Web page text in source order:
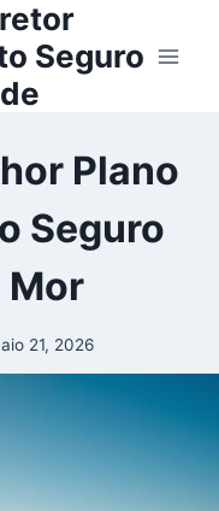
Seguro
Plano
Seguro
Mor
21, 2026